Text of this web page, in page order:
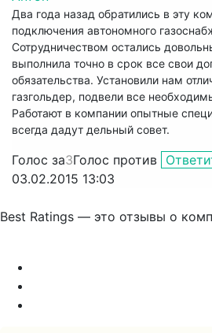
Два года назад обратились в эту
подключения автономного
Сотрудничеством остались
выполнила точно в срок все свои
обязательства. Установили нам
газгольдер, подвели все
Работают в компании опытные
всегда дадут дельный совет.
Голос за3Голос против
03.02.2015 13:03
Best Ratings — это отзывы о